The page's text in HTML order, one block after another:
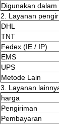
Digunakan dalam
2. Layanan
DHL
TNT
Fedex (IE / IP)
EMS
UPS
Metode Lain
3. Layanan
harga
Pengiriman
Pembayaran